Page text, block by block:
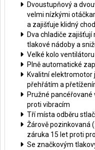
Dvoustupňový a
velmi nízkými
a zajišťuje klidný
Dva chladiče
tlakové nádoby a
Velké kolo
Plně automatické
Kvalitní elektromotor
přehřátím a
Pružné
proti vibracím
Tří místa odběru
Žárově pozinkovaná
záruka 15 let proti
Se značkovým